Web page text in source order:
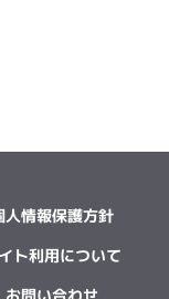
人情報保護方針
ト利用について
お問い合わせ